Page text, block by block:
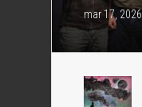
mar 17, 2026